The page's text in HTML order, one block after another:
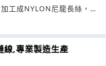
工成NYLON尼龍長絲，屬
線,專業製造生產